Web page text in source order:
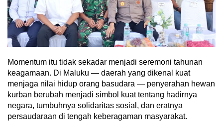
Momentum itu tidak sekadar menjadi seremoni tahunan
keagamaan. Di Maluku — daerah yang dikenal kuat
menjaga nilai hidup orang basudara — penyerahan hewan
kurban berubah menjadi simbol kuat tentang hadirnya
negara, tumbuhnya solidaritas sosial, dan eratnya
persaudaraan di tengah keberagaman masyarakat.